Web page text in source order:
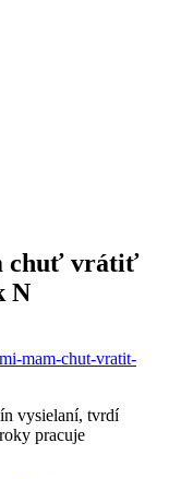
chuť vrátiť
N
mam-chut-vratit-
vysielaní, tvrdí
pracuje